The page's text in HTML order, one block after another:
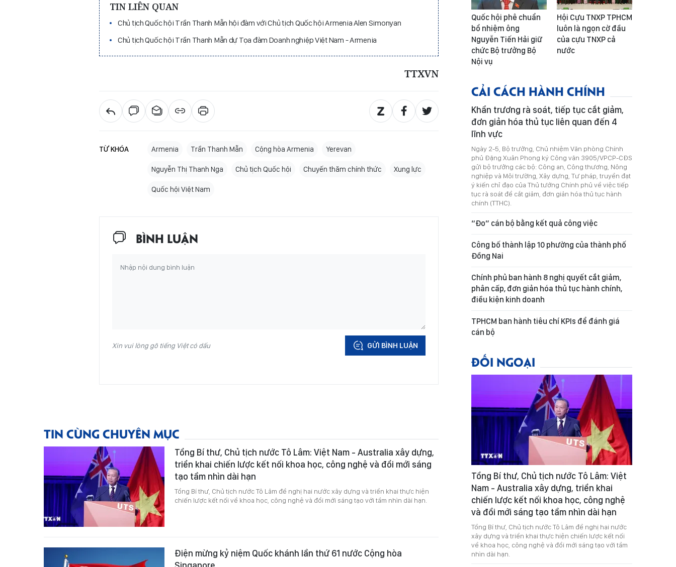
TIN LIÊN QUAN
Chủ tịch Quốc hội Trần Thanh Mẫn hội đàm với Chủ tịch Quốc hội Armenia Alen Simonyan
Chủ tịch Quốc hội Trần Thanh Mẫn dự Tọa đàm Doanh nghiệp Việt Nam - Armenia
TTXVN
TỪ KHÓA Armenia Trần Thanh Mẫn Cộng hòa Armenia Yerevan
Nguyễn Thị Thanh Nga Chủ tịch Quốc hội Chuyến thăm chính thức Xung lực
Quốc hội Việt Nam
BÌNH LUẬN
Xin vui lòng gõ tiếng Việt có dấu GỬI BÌNH LUẬN
TIN CÙNG CHUYÊN MỤC
Tổng Bí thư, Chủ tịch nước Tô Lâm: Việt Nam - Australia xây dựng,
triển khai chiến lược kết nối khoa học, công nghệ và đổi mới sáng
tạo tầm nhìn dài hạn
Tổng Bí thư, Chủ tịch nước Tô Lâm đề nghị hai nước xây dựng và triển khai thực hiện
chiến lược kết nối về khoa học, công nghệ và đổi mới sáng tạo với tầm nhìn dài hạn.
Điện mừng kỷ niệm Quốc khánh lần thứ 61 nước Cộng hòa
Quốc hội phê chuẩn
bổ nhiệm ông
Nguyễn Tiến Hải giữ
chức Bộ trưởng Bộ
Nội vụ
Hội Cựu TNXP TPHCM
luôn là ngọn cờ đầu
của cựu TNXP cả
nước
CẢI CÁCH HÀNH CHÍNH
Khẩn trương rà soát, tiếp tục cắt giảm,
đơn giản hóa thủ tục liên quan đến 4
lĩnh vực
Ngày 2-5, Bộ trưởng, Chủ nhiệm Văn phòng Chính
phủ Đặng Xuân Phong ký Công văn 3905/VPCP-CĐS
gửi bộ trưởng các bộ: Công an, Công thương, Nông
nghiệp và Môi trường, Xây dựng, Tư pháp, truyền đạt
ý kiến chỉ đạo của Thủ tướng Chính phủ về việc tiếp
tục rà soát để cắt giảm, đơn giản hóa thủ tục hành
chính (TTHC).
“Đo” cán bộ bằng kết quả công việc
Công bố thành lập 10 phường của thành phố
Đồng Nai
Chính phủ ban hành 8 nghị quyết cắt giảm,
phân cấp, đơn giản hóa thủ tục hành chính,
điều kiện kinh doanh
TPHCM ban hành tiêu chí KPIs để đánh giá
cán bộ
ĐỐI NGOẠI
Tổng Bí thư, Chủ tịch nước Tô Lâm: Việt
Nam - Australia xây dựng, triển khai
chiến lược kết nối khoa học, công nghệ
và đổi mới sáng tạo tầm nhìn dài hạn
Tổng Bí thư, Chủ tịch nước Tô Lâm đề nghị hai nước
xây dựng và triển khai thực hiện chiến lược kết nối
về khoa học, công nghệ và đổi mới sáng tạo với tầm
nhìn dài hạn.